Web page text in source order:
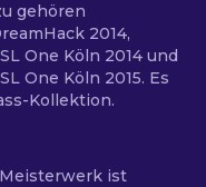
gehören
2014,
One Köln 2014 und
One Köln 2015. Es
Kollektion.
ist